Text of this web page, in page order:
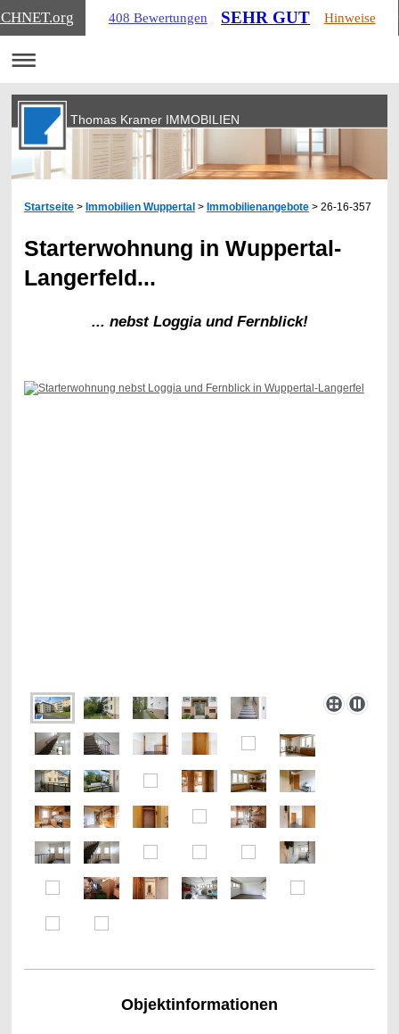
.org 408 Bewertungen SEHR GUT Hinweise
Thomas Kramer IMMOBILIEN
Startseite> Immobilien Wuppertal > Immobilienangebote > 26-16-357
Starterwohnung in Wuppertal-
Langerfeld...
... nebst Loggia und Fernblick!
Objektinformationen